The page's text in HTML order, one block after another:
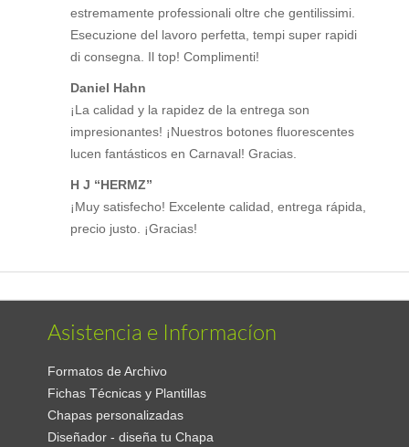
estremamente professionali oltre che gentilissimi.
Esecuzione del lavoro perfetta, tempi super rapidi
di consegna. Il top! Complimenti!
Daniel Hahn
¡La calidad y la rapidez de la entrega son
impresionantes! ¡Nuestros botones fluorescentes
lucen fantásticos en Carnaval! Gracias.
H J “HERMZ”
¡Muy satisfecho! Excelente calidad, entrega rápida,
precio justo. ¡Gracias!
Asistencia e Informacíon
Formatos de Archivo
Fichas Técnicas y Plantillas
Chapas personalizadas
Diseñador - diseña tu Chapa